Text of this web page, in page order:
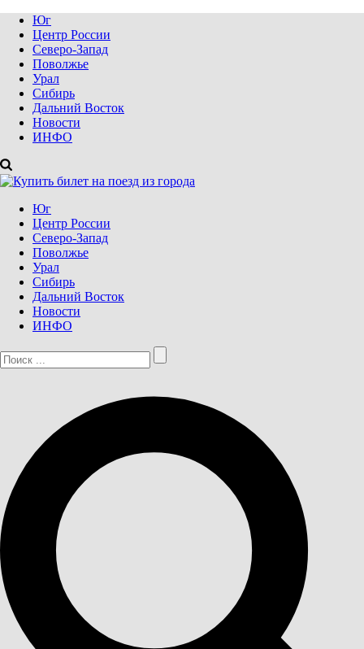
Юг
Центр России
Северо-Запад
Поволжье
Урал
Сибирь
Дальний Восток
Новости
ИНФО
Юг
Центр России
Северо-Запад
Поволжье
Урал
Сибирь
Дальний Восток
Новости
ИНФО